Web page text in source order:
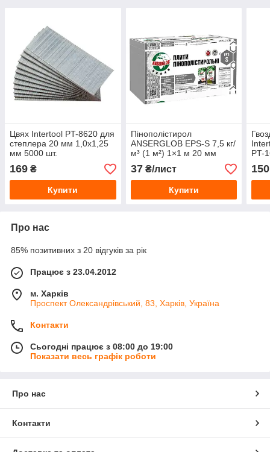
Цвях Intertool PT-8620 для
степлера 20 мм 1,0x1,25
мм 5000 шт.
169 ₴
Купити
Пінополістирол
ANSERGLOB EPS-S 7,5 кг/
м³ (1 м²) 1×1 м 20 мм
37₴/лист
Купити
PT-
х1,
150
Про нас
85% позитивних з 20 відгуків за рік
Працює з 23.04.2012
м. Харків
Проспект Олександрівський, 83, Харків, Україна
Контакти
Сьогодні працює з 08:00 до 19:00
Показати весь графік роботи
Про нас
Контакти